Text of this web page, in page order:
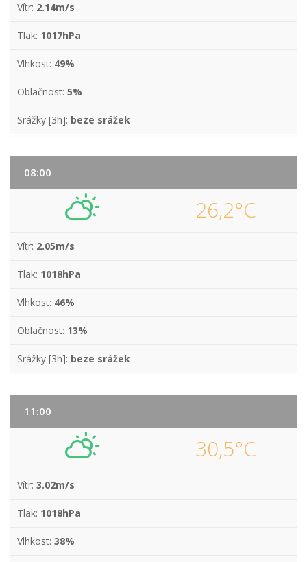
Vítr: 2.14m/s
Tlak: 1017hPa
Vlhkost: 49%
Oblačnost: 5%
Srážky [3h]: beze srážek
08:00
26,2°C
Vítr: 2.05m/s
Tlak: 1018hPa
Vlhkost: 46%
Oblačnost: 13%
Srážky [3h]: beze srážek
11:00
30,5°C
Vítr: 3.02m/s
Tlak: 1018hPa
Vlhkost: 38%